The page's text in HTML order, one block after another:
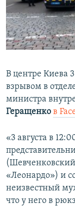
ПОБЕДИТЕЛЕЙ НЕ
ELIFBE
ПРИСОЕДИНЯЙТЕСЬ!
Все сайты
В центре Киева
взрывом в
министра
Геращенко в
«3 августа в
«Леонардо») и
неизвестный
что у него в